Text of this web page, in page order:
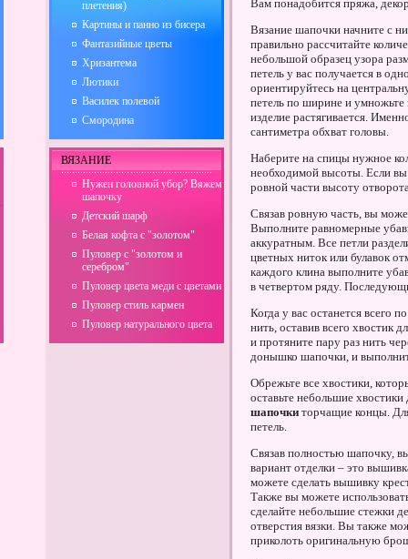
Вам понадобится пряжа,
Вязание шапочки начните с
правильно рассчитайте
небольшой образец узора
петель у вас получается в
ориентируйтесь на
петель по ширине и умножьте
изделие растягивается.
сантиметра обхват головы.
Наберите на спицы нужное
необходимой высоты. Если вы
ровной части высоту
Связав ровную часть, вы
Выполните равномерные
аккуратным. Все петли
цветных ниток или булавок
каждого клина выполните
в четвертом ряду.
Когда у вас останется всего
нить, оставив всего хвостик
и протяните пару раз нить
донышко шапочки, и
Обрежьте все хвостики,
оставьте небольшие
шапочки торчащие концы.
петель.
Связав полностью шапочку,
вариант отделки – это
можете сделать вышивку
Также вы можете
сделайте небольшие стежки
отверстия вязки. Вы также
приколоть оригинальную
плетения)
Картины и панно из бисера
Фантазийные цветы
Хризантема
Лютики
Василек полевой
Смородина
ВЯЗАНИЕ
Нужен головной убор? Вяжем
шапочку
Детский шарф
Белая кофта с "золотом"
Пуловер с "золотом и
серебром"
Пуловер цвета меди с цветами
Пуловер стиль кармен
Пуловер натурального цвета